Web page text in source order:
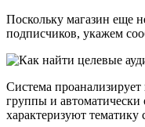
Поскольку магазин еще
подписчиков, укажем
Система проанализирует
группы и
характеризуют тематику